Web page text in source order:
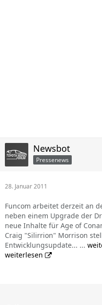
Newsbot
Pressenews
28. Januar 2011
Funcom arbeitet derzeit an
neben einem Upgrade der
neue Inhalte für Age of
Craig "Silirrion" Morrison
Entwicklungsupdate... ...
weiterlesen